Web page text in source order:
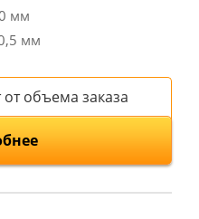
мм
мм
от объема заказа